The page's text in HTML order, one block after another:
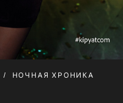
НОЧНАЯ ХРОНИКА